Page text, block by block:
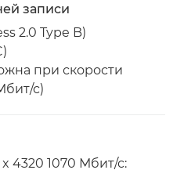
записи
2.0 Type B)
при скорости
с)
4320 1070 Мбит/с: